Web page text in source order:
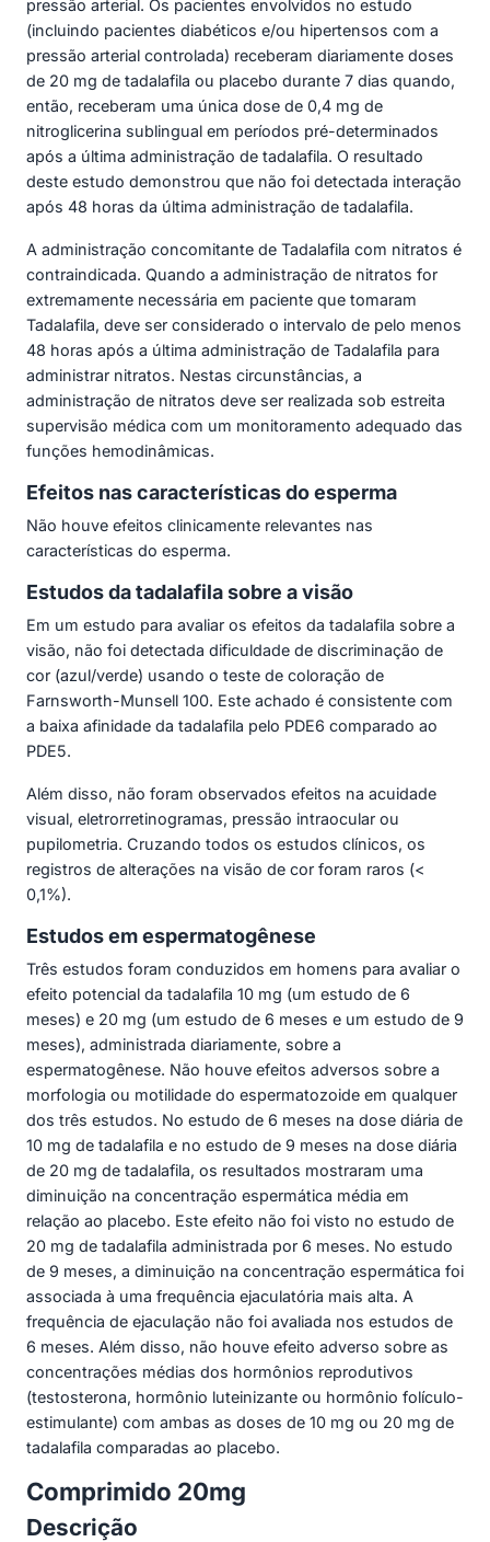
pressão arterial. Os pacientes envolvidos no estudo
(incluindo pacientes diabéticos e/ou hipertensos com a
pressão arterial controlada) receberam diariamente doses
de 20 mg de tadalafila ou placebo durante 7 dias quando,
então, receberam uma única dose de 0,4 mg de
nitroglicerina sublingual em períodos pré-determinados
após a última administração de tadalafila. O resultado
deste estudo demonstrou que não foi detectada interação
após 48 horas da última administração de tadalafila.
A administração concomitante de Tadalafila com nitratos é
contraindicada. Quando a administração de nitratos for
extremamente necessária em paciente que tomaram
Tadalafila, deve ser considerado o intervalo de pelo menos
48 horas após a última administração de Tadalafila para
administrar nitratos. Nestas circunstâncias, a
administração de nitratos deve ser realizada sob estreita
supervisão médica com um monitoramento adequado das
funções hemodinâmicas.
Efeitos nas características do esperma
Não houve efeitos clinicamente relevantes nas
características do esperma.
Estudos da tadalafila sobre a visão
Em um estudo para avaliar os efeitos da tadalafila sobre a
visão, não foi detectada dificuldade de discriminação de
cor (azul/verde) usando o teste de coloração de
Farnsworth-Munsell 100. Este achado é consistente com
a baixa afinidade da tadalafila pelo PDE6 comparado ao
PDE5.
Além disso, não foram observados efeitos na acuidade
visual, eletrorretinogramas, pressão intraocular ou
pupilometria. Cruzando todos os estudos clínicos, os
registros de alterações na visão de cor foram raros (<
0,1%).
Estudos em espermatogênese
Três estudos foram conduzidos em homens para avaliar o
efeito potencial da tadalafila 10 mg (um estudo de 6
meses) e 20 mg (um estudo de 6 meses e um estudo de 9
meses), administrada diariamente, sobre a
espermatogênese. Não houve efeitos adversos sobre a
morfologia ou motilidade do espermatozoide em qualquer
dos três estudos. No estudo de 6 meses na dose diária de
10 mg de tadalafila e no estudo de 9 meses na dose diária
de 20 mg de tadalafila, os resultados mostraram uma
diminuição na concentração espermática média em
relação ao placebo. Este efeito não foi visto no estudo de
20 mg de tadalafila administrada por 6 meses. No estudo
de 9 meses, a diminuição na concentração espermática foi
associada à uma frequência ejaculatória mais alta. A
frequência de ejaculação não foi avaliada nos estudos de
6 meses. Além disso, não houve efeito adverso sobre as
concentrações médias dos hormônios reprodutivos
(testosterona, hormônio luteinizante ou hormônio folículo-
estimulante) com ambas as doses de 10 mg ou 20 mg de
tadalafila comparadas ao placebo.
Comprimido 20mg
Descrição